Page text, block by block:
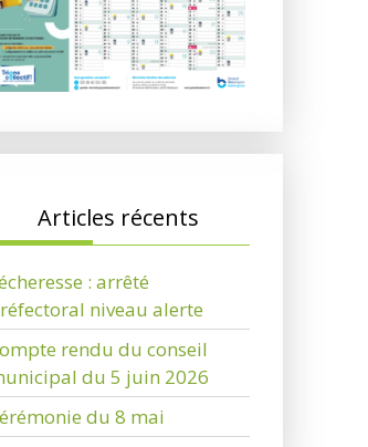
licencié ?
? Articles récents
: arrêté
niveau alerte
rendu du conseil
du 5 juin 2026
du 8 mai